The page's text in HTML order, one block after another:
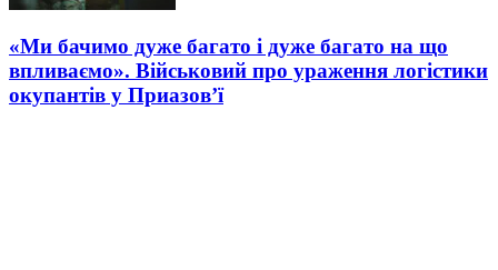
«Ми бачимо дуже багато і дуже багато на що
впливаємо». Військовий про ураження логістики
окупантів у Приазов’ї